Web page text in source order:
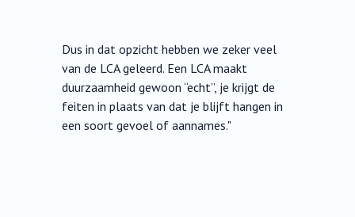
Dus in dat opzicht hebben we zeker veel
van de LCA geleerd. Een LCA maakt
duurzaamheid gewoon “echt”, je krijgt de
feiten in plaats van dat je blijft hangen in
een soort gevoel of aannames."